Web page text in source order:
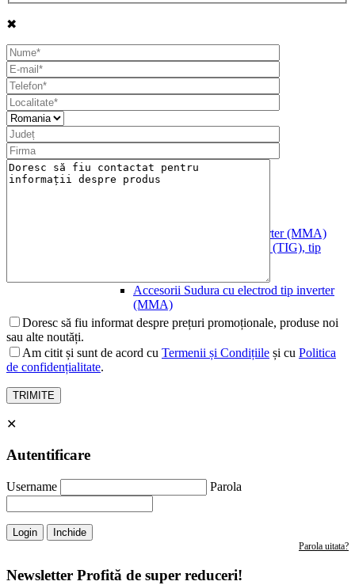
Diverse
Scule Electrice
Sudura cu electrod tip inverter (MMA)
Sudura cu electrod si adaos (TIG), tip
Accesorii Sudura cu electrod tip inverter
(MMA)
✖
Doresc să fiu informat despre prețuri promoționale, produse noi
sau alte noutăți.
Am citit și sunt de acord cu Termenii și Condițiile și cu Politica
de confidențialitate.
✕
Autentificare
Username Parola
Login Inchide
Parola uitata?
Newsletter Profită de super reduceri!